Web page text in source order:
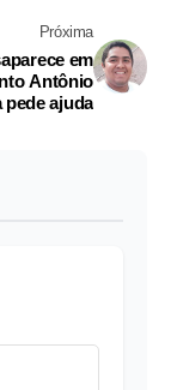
Próxima
em
Antônio
pede ajuda